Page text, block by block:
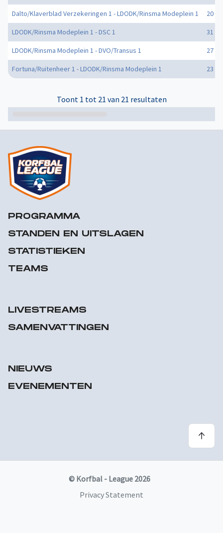
Dalto/Klaverblad Verzekeringen 1 - LDODK/Rinsma Modeplein 1 20 -
LDODK/Rinsma Modeplein 1 - DSC 1 31 -
LDODK/Rinsma Modeplein 1 - DVO/Transus 1 27 -
Fortuna/Ruitenheer 1 - LDODK/Rinsma Modeplein 1 23 -
Toont 1 tot 21 van 21 resultaten
PROGRAMMA
STANDEN EN UITSLAGEN
STATISTIEKEN
TEAMS
LIVESTREAMS
SAMENVATTINGEN
NIEUWS
EVENEMENTEN
© Korfbal - League 2026
Privacy Statement